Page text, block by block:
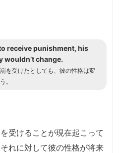
receive punishment, his
wouldn’t change.
を受けたとしても、彼の性格は変
。
受けることが現在起こって
れに対して彼の性格が将来